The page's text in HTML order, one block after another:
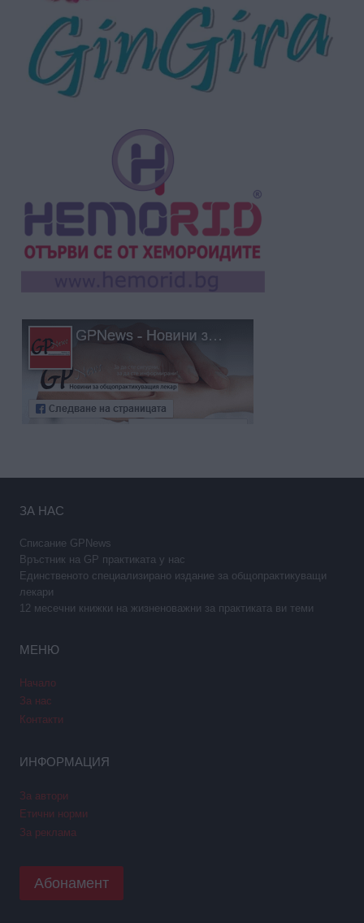
ЗА НАС
Списание GPNews
Връстник на GP практиката у нас
Единственото специализирано издание за общопрактикуващи
лекари
12 месечни книжки на жизненоважни за практиката ви теми
МЕНЮ
Начало
За нас
Контакти
ИНФОРМАЦИЯ
За автори
Етични норми
За реклама
Абонамент